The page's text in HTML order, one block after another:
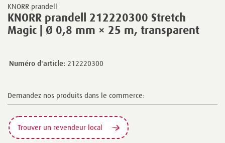
KNORR prandell
KNORR prandell 212220300 Stretch
Magic | Ø 0,8 mm × 25 m, transparent
Numéro d'article: 212220300
Demandez nos produits dans le commerce:
Trouver un revendeur local